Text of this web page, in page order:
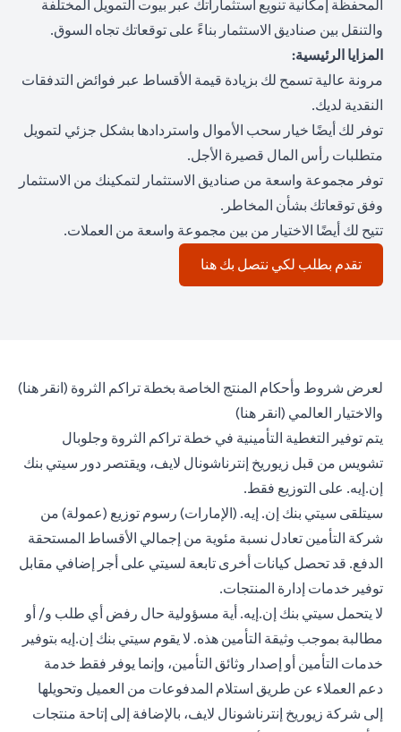
المحفظة إمكانية تنويع استثماراتك عبر بيوت التمويل المختلفة
والتنقل بين صناديق الاستثمار بناءً على توقعاتك تجاه السوق.
المزايا الرئيسية:
مرونة عالية تسمح لك بزيادة قيمة الأقساط عبر فوائض التدفقات
النقدية لديك.
توفر لك أيضًا خيار سحب الأموال واستردادها بشكل جزئي لتمويل
متطلبات رأس المال قصيرة الأجل.
توفر مجموعة واسعة من صناديق الاستثمار لتمكينك من الاستثمار
وفق توقعاتك بشأن المخاطر.
تتيح لك أيضًا الاختيار من بين مجموعة واسعة من العملات.
تقدم بطلب لكي نتصل بك هنا
لعرض شروط وأحكام المنتج الخاصة بخطة تراكم الثروة (انقر هنا(opens in a new tab)
)
والاختيار العالمي (انقر هنا(opens in a new tab)
)
يتم توفير التغطية التأمينية في خطة تراكم الثروة وجلوبال
تشويس من قبل زيوريخ إنترناشونال لايف، ويقتصر دور سيتي بنك
إن.إيه. على التوزيع فقط.
سيتلقى سيتي بنك إن. إيه. (الإمارات) رسوم توزيع (عمولة) من
شركة التأمين تعادل نسبة مئوية من إجمالي الأقساط المستحقة
الدفع. قد تحصل كيانات أخرى تابعة لسيتي على أجر إضافي مقابل
توفير خدمات إدارة المنتجات.
لا يتحمل سيتي بنك إن.إيه. أية مسؤولية حال رفض أي طلب و/ أو
مطالبة بموجب وثيقة التأمين هذه. لا يقوم سيتي بنك إن.إيه بتوفير
خدمات التأمين أو إصدار وثائق التأمين، وإنما يوفر فقط خدمة
دعم العملاء عن طريق استلام المدفوعات من العميل وتحويلها
إلى شركة زيوريخ إنترناشونال لايف، بالإضافة إلى إتاحة منتجات